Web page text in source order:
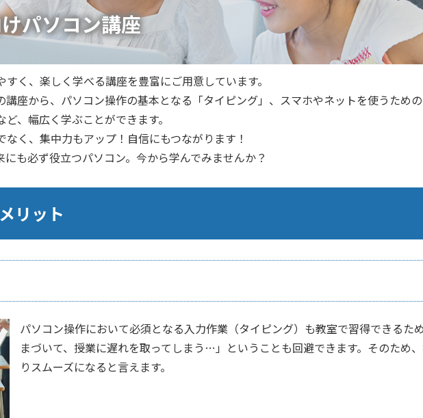
パソコン講座
く、楽しく学べる講座を豊富にご用意しています。
講座から、パソコン操作の基本となる「タイピング」、スマホやネットを使うため
、幅広く学ぶことができます。
く、集中力もアップ！自信にもつながります！
も必ず役立つパソコン。今から学んでみませんか？
リット
パソコン操作において必須となる入力作業（タイピング）も教室で習得できるた
まづいて、授業に遅れを取ってしまう…」ということも回避できます。そのため
りスムーズになると言えます。